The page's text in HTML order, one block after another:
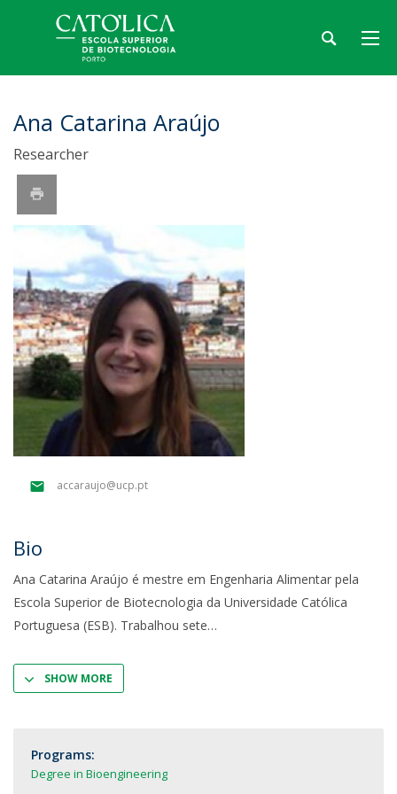
Ana Catarina Araújo
Researcher
accaraujo@ucp.pt
Bio
Ana Catarina Araújo é mestre em Engenharia Alimentar pela
Escola Superior de Biotecnologia da Universidade Católica
Portuguesa (ESB). Trabalhou sete
SHOW MORE
Programs:
Degree in Bioengineering